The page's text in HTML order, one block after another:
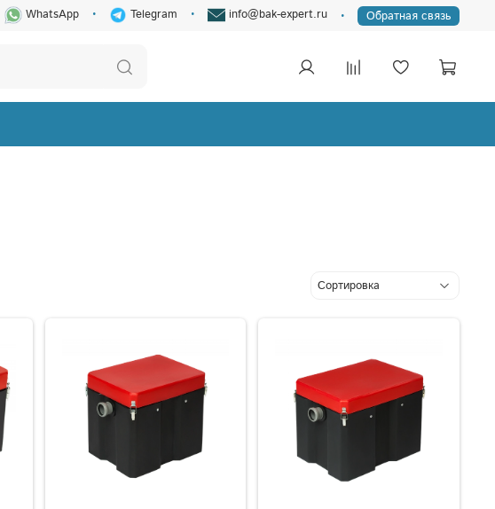
WhatsApp Telegram info@bak-expert.ru Обратная связь